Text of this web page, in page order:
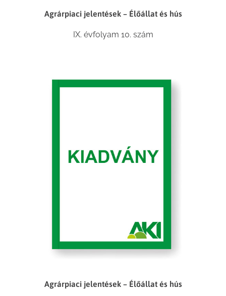
Agrárpiaci jelentések – Élőállat és hús
IX. évfolyam 10. szám
Agrárpiaci jelentések – Élőállat és hús